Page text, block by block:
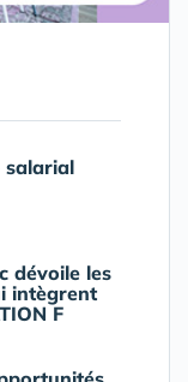
salarial
dévoile les
intègrent
F